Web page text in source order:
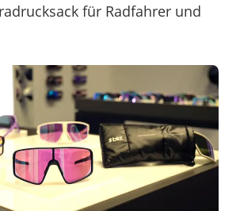
für Radfahrer und